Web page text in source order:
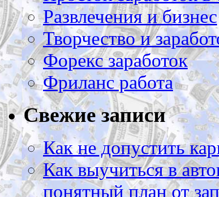
Развлечения и бизнес
Творчество и
Форекс заработок
Фриланс работа
Свежие записи
Как не допустить
Как выучиться в
понятный план от